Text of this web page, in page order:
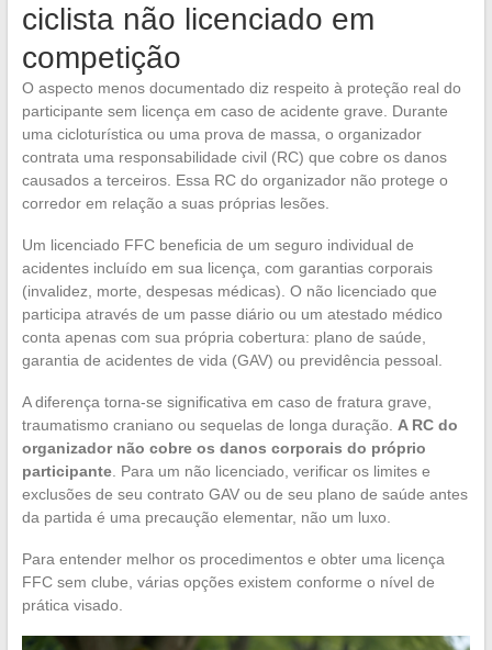
ciclista não licenciado em
competição
O aspecto menos documentado diz respeito à proteção real do
participante sem licença em caso de acidente grave. Durante
uma cicloturística ou uma prova de massa, o organizador
contrata uma responsabilidade civil (RC) que cobre os danos
causados a terceiros. Essa RC do organizador não protege o
corredor em relação a suas próprias lesões.
Um licenciado FFC beneficia de um seguro individual de
acidentes incluído em sua licença, com garantias corporais
(invalidez, morte, despesas médicas). O não licenciado que
participa através de um passe diário ou um atestado médico
conta apenas com sua própria cobertura: plano de saúde,
garantia de acidentes de vida (GAV) ou previdência pessoal.
A diferença torna-se significativa em caso de fratura grave,
traumatismo craniano ou sequelas de longa duração. A RC do
organizador não cobre os danos corporais do próprio
participante. Para um não licenciado, verificar os limites e
exclusões de seu contrato GAV ou de seu plano de saúde antes
da partida é uma precaução elementar, não um luxo.
Para entender melhor os procedimentos e obter uma licença
FFC sem clube, várias opções existem conforme o nível de
prática visado.